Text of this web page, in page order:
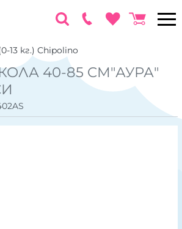
13 кг.) Chipolino
40-85 CM"АУРА"